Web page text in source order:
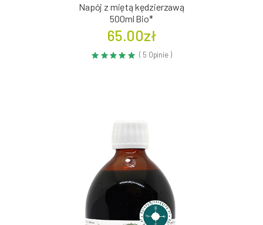
Napój z miętą kędzierzawą
500ml Bio*
65.00zł
( 5 Opinie )